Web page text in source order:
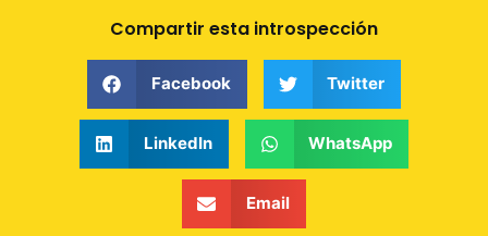
Compartir esta introspección
Facebook Twitter
LinkedIn WhatsApp
Email